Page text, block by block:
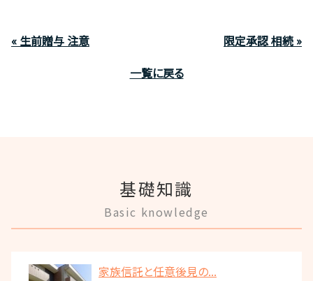
« 生前贈与 注意
限定承認 相続 »
一覧に戻る
基礎知識
Basic knowledge
家族信託と任意後見の...